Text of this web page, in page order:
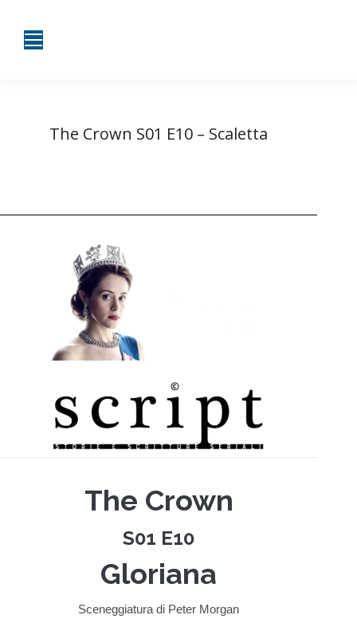
The Crown S01 E10 – Scaletta
The Crown
S01 E10
Gloriana
Sceneggiatura di Peter Morgan